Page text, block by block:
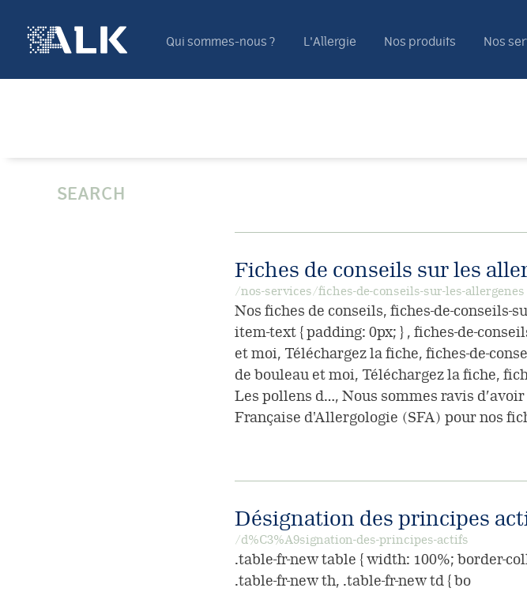
Qui sommes-nous ? L'Allergie Nos produits Nos
SEARCH
Fiches de conseils sur les
/nos-services/fiches-de-conseils-sur-les-allergenes
Nos fiches de conseils, fiches-de-conseils-
item-text { padding: 0px; } , fiches-de-
et moi, Téléchargez la fiche, fiches-de-
de bouleau et moi, Téléchargez la fiche,
Les pollens d…, Nous sommes ravis
Française d'Allergologie (SFA) pour nos
Désignation des principes
/d%C3%A9signation-des-principes-actifs
.table-fr-new table { width: 100%; border-
.table-fr-new th, .table-fr-new td { bo